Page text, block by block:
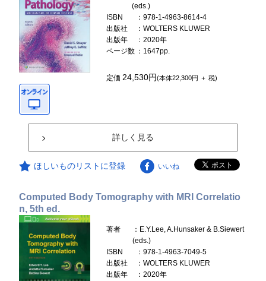
(eds.)
ISBN
：978-1-4963-8614-4
出版社
：WOLTERS KLUWER
出版年
：2020年
ページ数 ：1647pp.
定価24,530円(本体22,300円 ＋ 税)
詳しく見る
ほしいものリストに登録 いいね
Computed Body Tomography with MRI Correlatio
n, 5th ed.
著者
：E.Y.Lee, A.Hunsaker & B.Siewert
(eds.)
ISBN
：978-1-4963-7049-5
出版社
：WOLTERS KLUWER
出版年
：2020年